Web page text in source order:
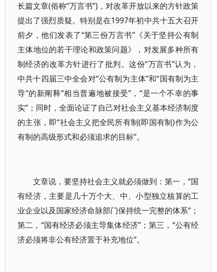
长篇文章(俗称“万言书”)，对改革开放以来的方针政策
提出了强烈质疑。特别是在1997年初中共十五大召开
前夕，他们发表了“第三份万言书”《关于坚持公有制
主体地位的若干理论和政策问题》，对发展多种所有
制经济的改革方针进行了批判。这份“万言书”认为，
中共十四届三中全会对“公有制为主体”和“国有制为主
导”的新阐释“相当普遍地被接受”，“是一个不幸的事
实”；同时，全面论证了自己对社会主义基本经济制度
的主张，即“社会主义把全民所有制(即国有制)作为公
有制的高级形式和必须追求的目标”。
文章说，要坚持社会主义就必须做到：第一，“国
有经济，主要是几十万个大、中、小型独立核算的工
业企业以及国家经济命脉部门保持统一完整的体系”；
第二，“国有经济必须主导集体经济”；第三，“公有经
济必须将非公有经济置于补充地位”。